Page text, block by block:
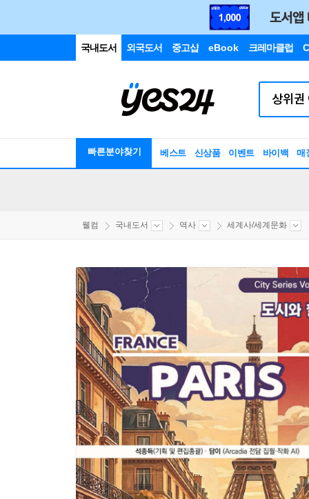
국내도서 외국도서 중고샵 eBook 크레마클럽
빠른분야찾기 베스트 신상품 이벤트 바이백 매
웰컴 국내도서 역사 세계사/세계문화